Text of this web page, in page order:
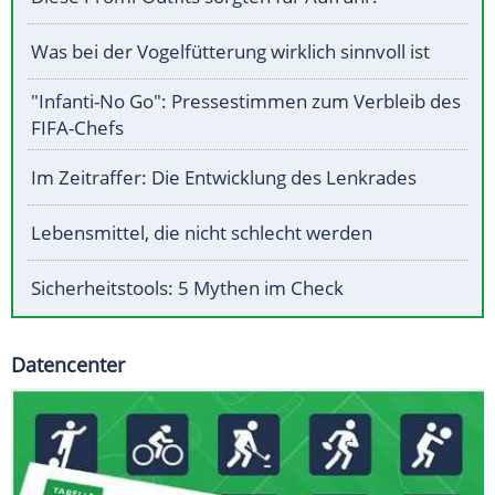
Was bei der Vogelfütterung wirklich sinnvoll ist
"Infanti-No Go": Pressestimmen zum Verbleib des
FIFA-Chefs
Im Zeitraffer: Die Entwicklung des Lenkrades
Lebensmittel, die nicht schlecht werden
Sicherheitstools: 5 Mythen im Check
Datencenter